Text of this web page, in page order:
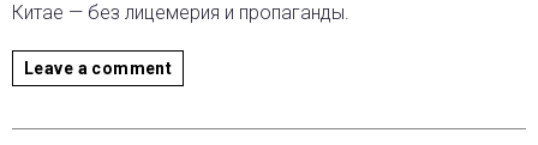
Китае — без лицемерия и пропаганды.
Leave a comment